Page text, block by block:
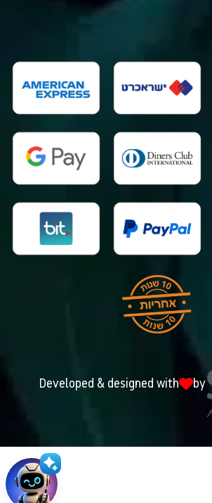
Developed & designed with by